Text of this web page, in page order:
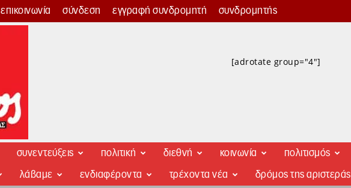
επικοινωνία σύνδεση εγγραφή συνδρομητή συνδρομητής
[adrotate group="4"]
συνεντεύξεις πολιτική διεθνή κοινωνία πολιτισμός
λάβαμε ενδιαφέροντα τρέχοντα νέα δρόμος της αριστεράς